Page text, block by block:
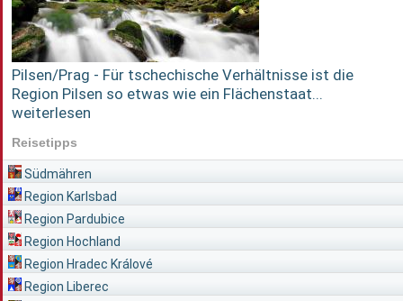
Pilsen/Prag - Für tschechische Verhältnisse ist die
Region Pilsen so etwas wie ein Flächenstaat...
weiterlesen
Reisetipps
Südmähren
Region Karlsbad
Region Pardubice
Region Hochland
Region Hradec Králové
Region Liberec